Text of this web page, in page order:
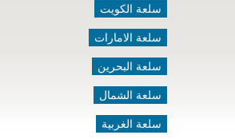
سلعة الكويت
سلعة الامارات
سلعة البحرين
سلعة الشمال
سلعة الغربية